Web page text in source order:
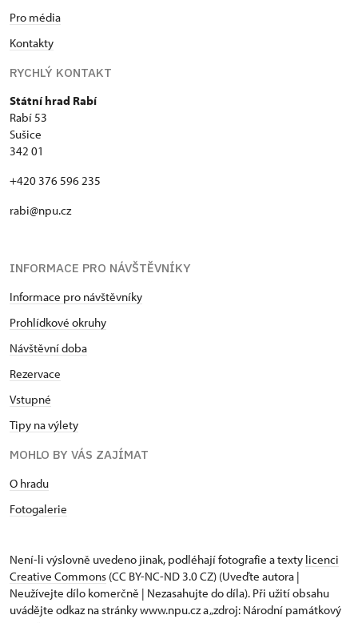
Pro média
Kontakty
RYCHLÝ KONTAKT
Státní hrad Rabí
Rabí 53
Sušice
342 01
+420 376 596 235
rabi@npu.cz
INFORMACE PRO NÁVŠTĚVNÍKY
Informace pro návštěvníky
Prohlídkové okruhy
Návštěvní doba
Rezervace
Vstupné
Tipy na výlety
MOHLO BY VÁS ZAJÍMAT
O hradu
Fotogalerie
Není-li výslovně uvedeno jinak, podléhají fotografie a texty licenci
Creative Commons (CC BY-NC-ND 3.0 CZ) (Uveďte autora |
Neužívejte dílo komerčně | Nezasahujte do díla). Při užití obsahu
uvádějte odkaz na stránky www.npu.cz a „zdroj: Národní památkový